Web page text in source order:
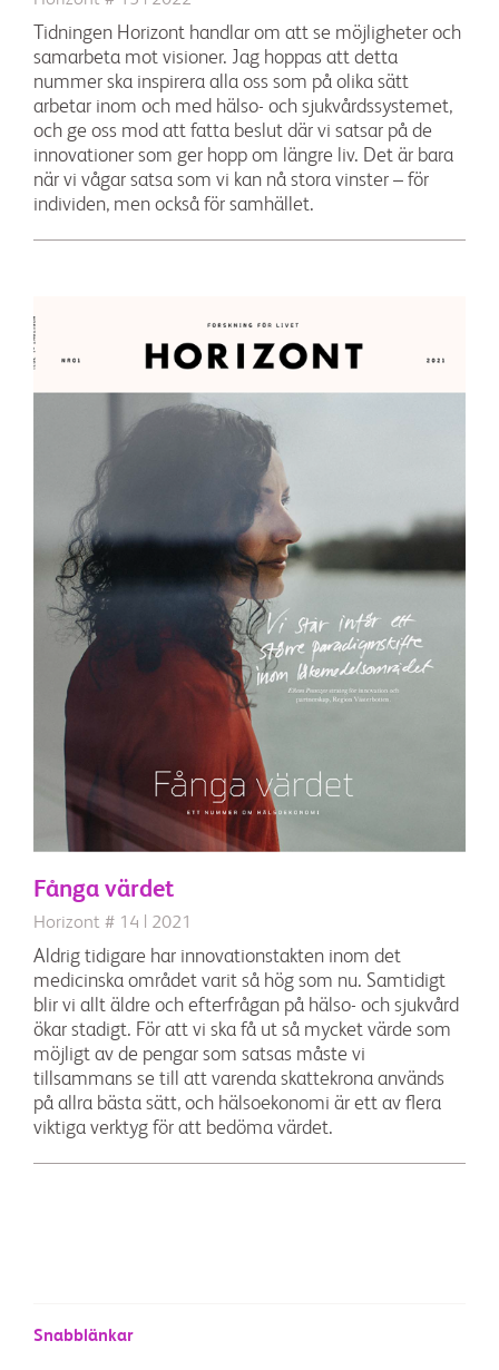
Tidningen Horizont handlar om att se möjligheter och
samarbeta mot visioner. Jag hoppas att detta
nummer ska inspirera alla oss som på olika sätt
arbetar inom och med hälso- och sjukvårdssystemet,
och ge oss mod att fatta beslut där vi satsar på de
innovationer som ger hopp om längre liv. Det är bara
när vi vågar satsa som vi kan nå stora vinster – för
individen, men också för samhället.
Fånga värdet
Horizont # 14 | 2021
Aldrig tidigare har innovationstakten inom det
medicinska området varit så hög som nu. Samtidigt
blir vi allt äldre och efterfrågan på hälso- och sjukvård
ökar stadigt. För att vi ska få ut så mycket värde som
möjligt av de pengar som satsas måste vi
tillsammans se till att varenda skattekrona används
på allra bästa sätt, och hälsoekonomi är ett av flera
viktiga verktyg för att bedöma värdet.
Snabblänkar